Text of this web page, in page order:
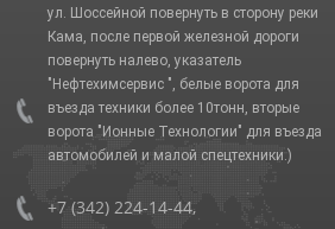
ул. Шоссейной повернуть в сторону реки
Кама, после первой железной дороги
повернуть налево, указатель
"Нефтехимсервис ", белые ворота для
въезда техники более 10тонн, вторые
ворота "Ионные Технологии" для въезда
автомобилей и малой спецтехники.)
+7 (342) 224-14-44,